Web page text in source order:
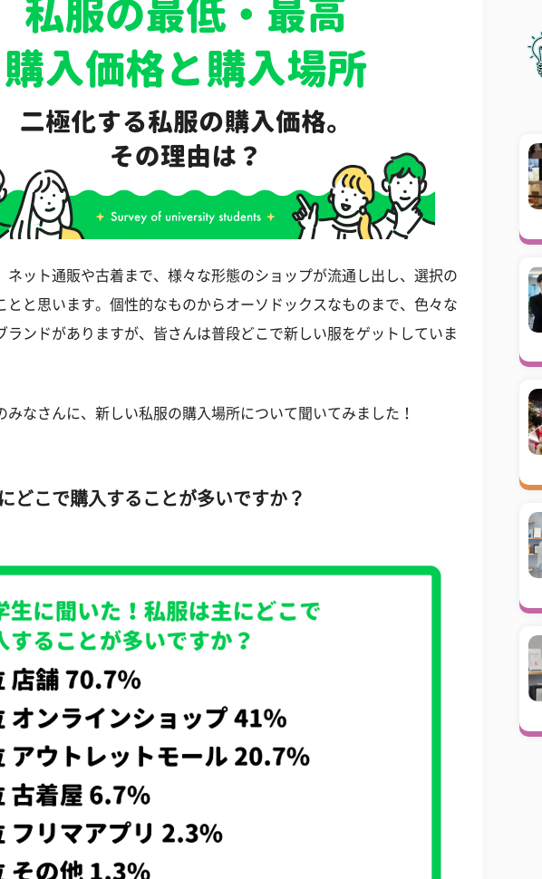
ネット通販や古着まで、様々な形態のショップが流通し出し、選択の
とと思います。個性的なものからオーソドックスなものまで、色々な
ランドがありますが、皆さんは普段どこで新しい服をゲットしていま
みなさんに、新しい私服の購入場所について聞いてみました！
どこで購入することが多いですか？